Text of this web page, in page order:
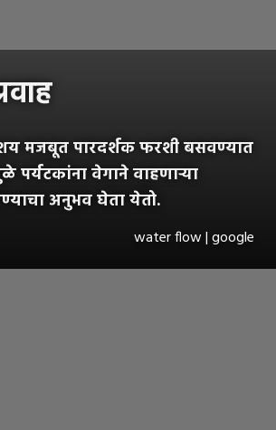
मजबूत पारदर्शक फरशी बसवण्यात
वेगाने वाहणाऱ्या
अनुभव घेता येतो.
water flow | google